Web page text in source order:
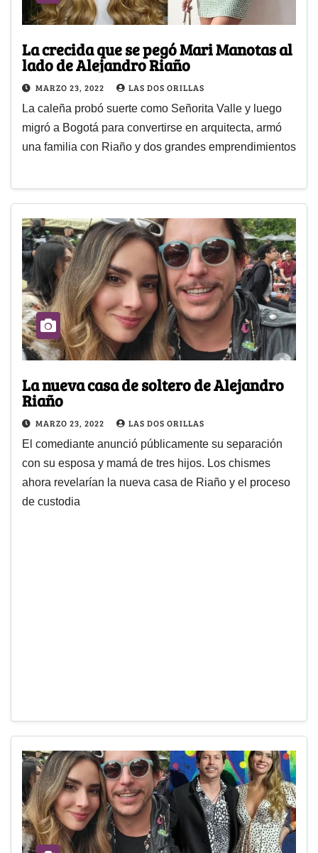
La crecida que se pegó Mari Manotas al
lado de Alejandro Riaño
MARZO 23, 2022 LAS DOS ORILLAS
La caleña probó suerte como Señorita Valle y luego
migró a Bogotá para convertirse en arquitecta, armó
una familia con Riaño y dos grandes emprendimientos
La nueva casa de soltero de Alejandro
Riaño
MARZO 23, 2022 LAS DOS ORILLAS
El comediante anunció públicamente su separación
con su esposa y mamá de tres hijos. Los chismes
ahora revelarían la nueva casa de Riaño y el proceso
de custodia